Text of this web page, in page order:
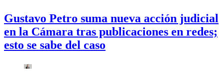
Gustavo Petro suma nueva acción judicial
en la Cámara tras publicaciones en redes;
esto se sabe del caso